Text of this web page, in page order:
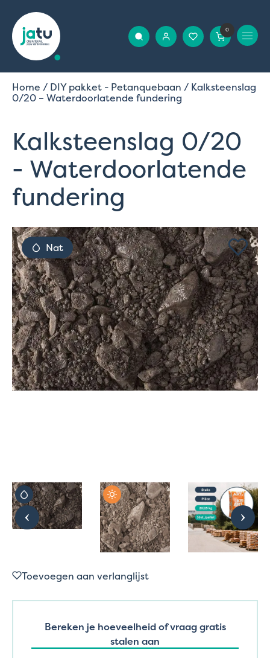
0
Home / DIY pakket - Petanquebaan / Kalksteenslag
0/20 – Waterdoorlatende fundering
Kalksteenslag 0/20
- Waterdoorlatende
fundering
Nat
Toevoegen aan verlanglijst
Bereken je hoeveelheid of vraag gratis
stalen aan